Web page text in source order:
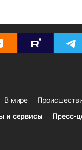
В мире
и сервисы Пресс-